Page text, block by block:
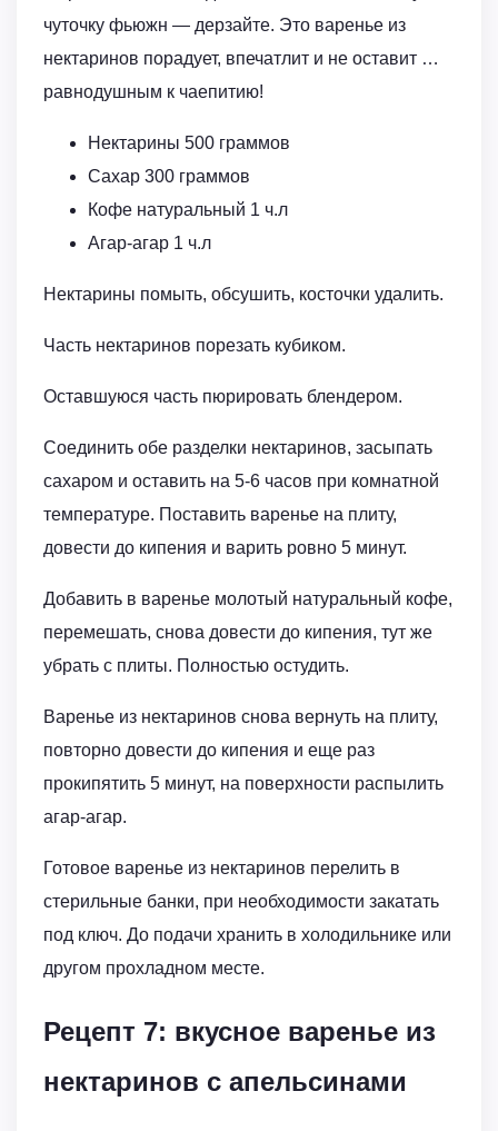
чуточку фьюжн — дерзайте. Это варенье из
нектаринов порадует, впечатлит и не оставит …
равнодушным к чаепитию!
Нектарины 500 граммов
Сахар 300 граммов
Кофе натуральный 1 ч.л
Агар-агар 1 ч.л
Нектарины помыть, обсушить, косточки удалить.
Часть нектаринов порезать кубиком.
Оставшуюся часть пюрировать блендером.
Соединить обе разделки нектаринов, засыпать
сахаром и оставить на 5-6 часов при комнатной
температуре. Поставить варенье на плиту,
довести до кипения и варить ровно 5 минут.
Добавить в варенье молотый натуральный кофе,
перемешать, снова довести до кипения, тут же
убрать с плиты. Полностью остудить.
Варенье из нектаринов снова вернуть на плиту,
повторно довести до кипения и еще раз
прокипятить 5 минут, на поверхности распылить
агар-агар.
Готовое варенье из нектаринов перелить в
стерильные банки, при необходимости закатать
под ключ. До подачи хранить в холодильнике или
другом прохладном месте.
Рецепт 7: вкусное варенье из
нектаринов с апельсинами